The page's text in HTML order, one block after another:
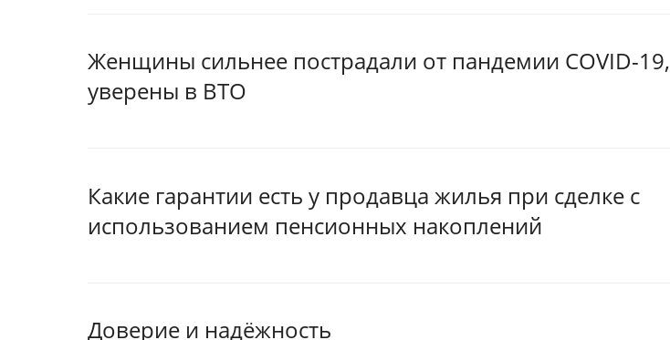
Женщины сильнее пострадали от пандемии COVID-19,
уверены в ВТО
Какие гарантии есть у продавца жилья при сделке с
использованием пенсионных накоплений
Доверие и надёжность